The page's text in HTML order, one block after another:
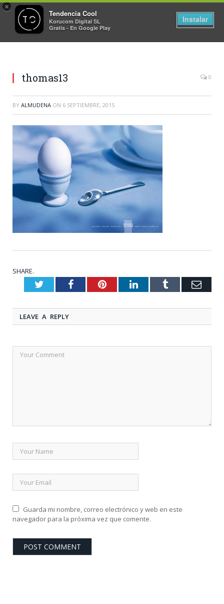
×
Tendencia Cool
Korucom Digital SL
Gratis - En Google Play
Instalar
thomas13 0
BY ALMUDENA ON 6 SEPTIEMBRE, 2015
SHARE.
TwitterFacebookPinterestLinkedInTumblr
LEAVE A REPLY
Guarda mi nombre, correo electrónico y web en este
navegador para la próxima vez que comente.